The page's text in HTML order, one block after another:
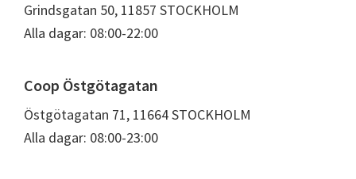
Grindsgatan 50, 11857 STOCKHOLM
Alla dagar: 08:00-22:00
Coop Östgötagatan
Östgötagatan 71, 11664 STOCKHOLM
Alla dagar: 08:00-23:00